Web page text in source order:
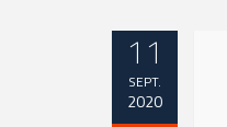
11
SEPT.
2020